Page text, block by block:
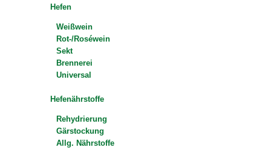
Hefen
Weißwein
Rot-/Roséwein
Sekt
Brennerei
Universal
Hefenährstoffe
Rehydrierung
Gärstockung
Allg. Nährstoffe